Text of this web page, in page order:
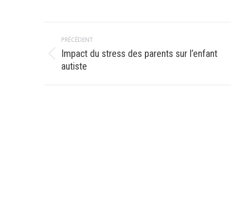
article
PRÉCÉDENT
Article
précédent
Impact du stress des parents sur l’enfant
autiste